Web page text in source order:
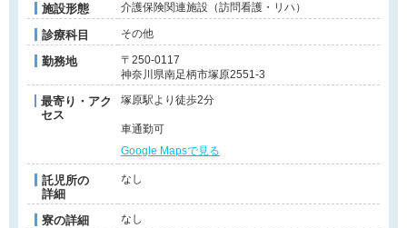
施設形態 介護保険関連施設（訪問看護・リハ）
診療科目 その他
勤務地
〒250-0117
神奈川県南足柄市塚原2551-3
最寄り・アク
セス
塚原駅より徒歩2分
車通勤可
Google Mapsで見る
託児所の
詳細
なし
寮の詳細 なし